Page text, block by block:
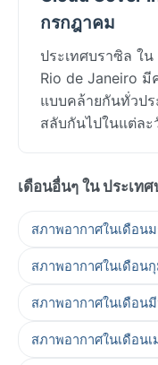
กรกฎาคม
ประเทศบราซิล ใ
Rio de Janeiro
แบบคล้ายกันทั่วป
สลับกันไปในแต่ล
เดือนอื่นๆ ใน ประเท
สภาพอากาศในเดือน
สภาพอากาศในเดือน
สภาพอากาศในเดือน
สภาพอากาศในเดือน